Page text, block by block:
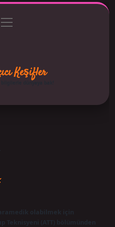
Politikası
menüyü
aç
Keşifler
bilgilerle dünyaya bak!
olabilmek için
Teknisyeni (ATT) bölümünden